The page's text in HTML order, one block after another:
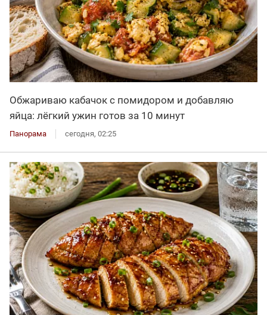
Обжариваю кабачок с помидором и добавляю
яйца: лёгкий ужин готов за 10 минут
Панорама сегодня, 02:25